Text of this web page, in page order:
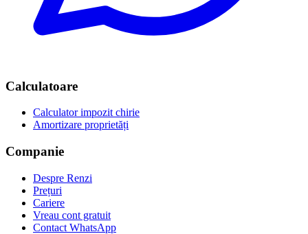
Calculatoare
Calculator impozit chirie
Amortizare proprietăți
Companie
Despre Renzi
Prețuri
Cariere
Vreau cont gratuit
Contact WhatsApp